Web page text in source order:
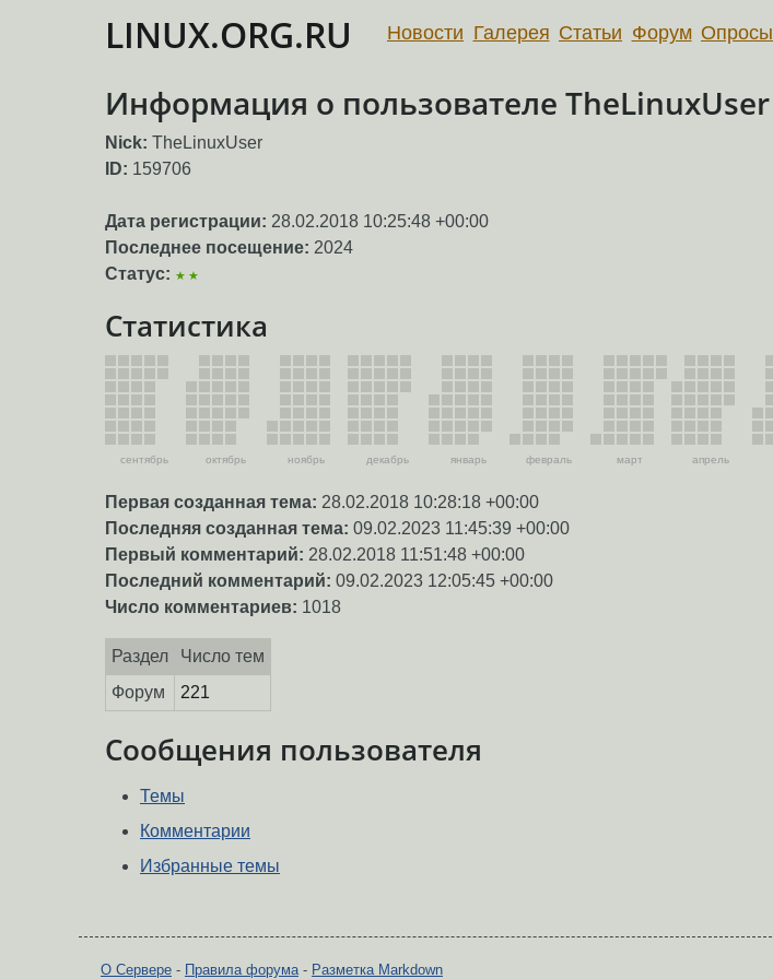
LINUX.ORG.RU Новости Галерея Статьи Форум Опросы
Информация о пользователе TheLinuxUser
Nick: TheLinuxUser
ID: 159706
Дата регистрации: 28.02.2018 10:25:48 +00:00
Последнее посещение: 2024
Статус: ★★
Статистика
сентябрь октябрь ноябрь декабрь январь февраль март апрель
Первая созданная тема: 28.02.2018 10:28:18 +00:00
Последняя созданная тема: 09.02.2023 11:45:39 +00:00
Первый комментарий: 28.02.2018 11:51:48 +00:00
Последний комментарий: 09.02.2023 12:05:45 +00:00
Число комментариев: 1018
Раздел
Число тем
Форум
221
Сообщения пользователя
Темы
Комментарии
Избранные темы
О Сервере - Правила форума- Разметка Markdown